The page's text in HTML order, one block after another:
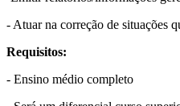
- Atuar na correção de situações
Requisitos:
- Ensino médio completo